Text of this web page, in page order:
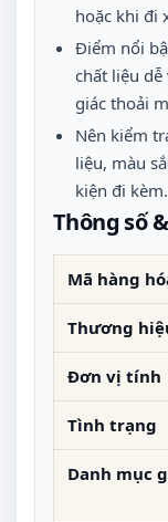
hoặc khi đi
Điểm nổi
chất liệu dễ
giác thoải
Nên kiểm
liệu, màu
kiện đi kèm.
Thông số
Mã hàng
Thương
Đơn vị tính
Tình trạng
Danh mục